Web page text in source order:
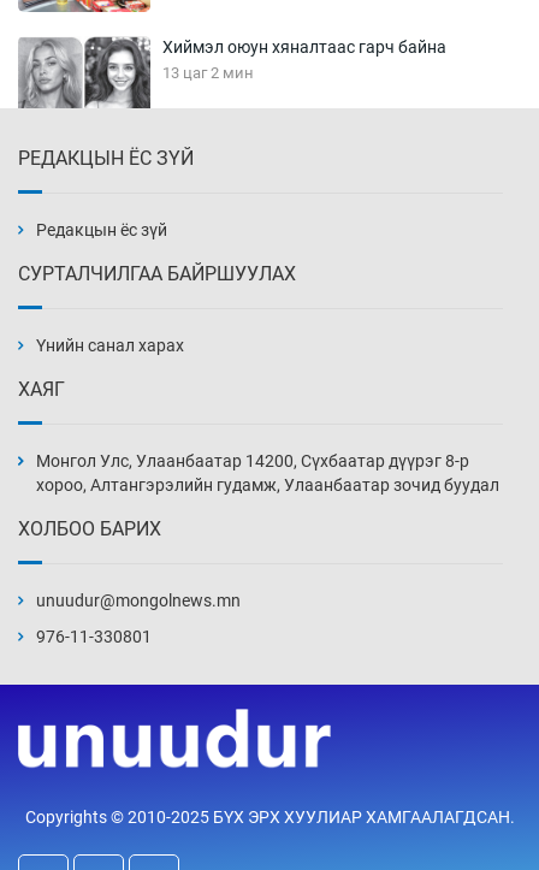
Хиймэл оюун хяналтаас гарч байна
13 цаг 2 мин
13 цаг 32 мин
нэмэгджээ
14 цаг 2 мин
14 цаг 32 мин
15 цаг 2 мин
үйлчилж буй гэв
15 цаг 32 мин
РЕДАКЦЫН ЁС ЗҮЙ
Редакцын ёс зүй
СУРТАЛЧИЛГАА БАЙРШУУЛАХ
Үнийн санал харах
ХАЯГ
Монгол Улс, Улаанбаатар 14200, Сүхбаатар дүүрэг 8-р
хороо, Алтангэрэлийн гудамж, Улаанбаатар зочид буудал
ХОЛБОО БАРИХ
unuudur@mongolnews.mn
976-11-330801
Copyrights © 2010-2025 БҮХ ЭРХ ХУУЛИАР ХАМГААЛАГДСАН.